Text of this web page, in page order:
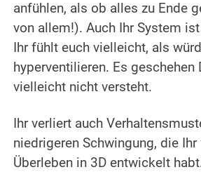
anfühlen, als ob alles zu Ende
von allem!). Auch Ihr System
Ihr fühlt euch vielleicht, als
hyperventilieren. Es geschehen
vielleicht nicht versteht.
Ihr verliert auch
niedrigeren Schwingung, die Ihr
Überleben in 3D entwickelt